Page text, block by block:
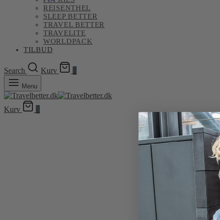
REISENTHEL
SLEEP BETTER
TRAVEL BETTER
TRAVELITE
WORLDPACK
TILBUD
Search Kurv
Menu
Kurv